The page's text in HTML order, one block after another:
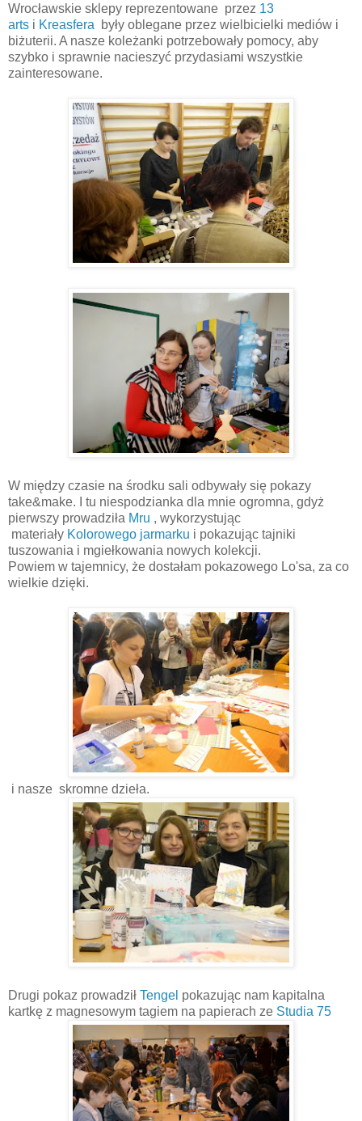
Wrocławskie sklepy reprezentowane przez 13
arts i Kreasfera były oblegane przez wielbicielki mediów i
biżuterii. A nasze koleżanki potrzebowały pomocy, aby
szybko i sprawnie nacieszyć przydasiami wszystkie
zainteresowane.
W między czasie na środku sali odbywały się pokazy
take&make. I tu niespodzianka dla mnie ogromna, gdyż
pierwszy prowadziła Mru , wykorzystując
materiały Kolorowego jarmarku i pokazując tajniki
tuszowania i mgiełkowania nowych kolekcji.
Powiem w tajemnicy, że dostałam pokazowego Lo'sa, za co
wielkie dzięki.
i nasze skromne dzieła.
Drugi pokaz prowadził Tengel pokazując nam kapitalna
kartkę z magnesowym tagiem na papierach ze Studia 75